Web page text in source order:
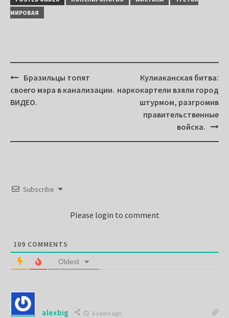
МИРОВАЯ
Post
navigation
Бразильцы топят
своего мэра в канализации.
ВИДЕО.
Кулиаканская битва:
наркокартели взяли город
штурмом, разгромив
правительственные
войска.
Subscribe
Please login to comment
109 COMMENTS
Oldest
alexbig 6 years ago